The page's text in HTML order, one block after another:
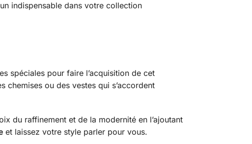
indispensable dans votre collection
spéciales pour faire l’acquisition de cet
ou des vestes qui s’accordent
du raffinement et de la modernité en l’ajoutant
et laissez votre style parler pour vous.